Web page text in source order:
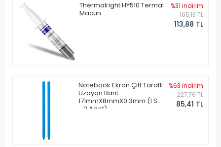
Thermalright HY510 Termal
Macun
%31 indirim
165,13 TL
113,88 TL
Notebook Ekran Çift Taraflı
Uzayan Bant
171mmX8mmX0.3mm (1 Set
- 2 Adet)
%63 indirim
227,76 TL
85,41 TL